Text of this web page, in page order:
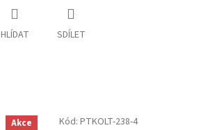
HLÍDAT SDÍLET
Akce
Kód: PTKOLT-238-4